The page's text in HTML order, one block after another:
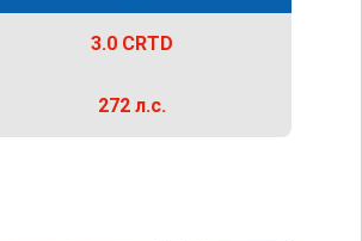
3.0 CRTD
272 л.с.